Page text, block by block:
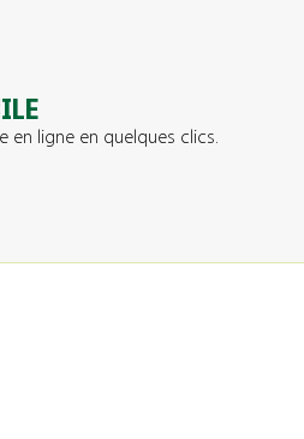
en ligne en quelques clics.